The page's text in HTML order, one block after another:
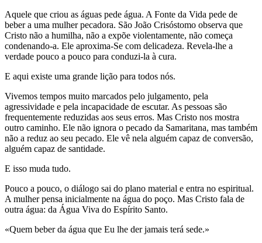
Aquele que criou as águas pede água. A Fonte da Vida pede de
beber a uma mulher pecadora. São João Crisóstomo observa que
Cristo não a humilha, não a expõe violentamente, não começa
condenando-a. Ele aproxima-Se com delicadeza. Revela-lhe a
verdade pouco a pouco para conduzi-la à cura.
E aqui existe uma grande lição para todos nós.
Vivemos tempos muito marcados pelo julgamento, pela
agressividade e pela incapacidade de escutar. As pessoas são
frequentemente reduzidas aos seus erros. Mas Cristo nos mostra
outro caminho. Ele não ignora o pecado da Samaritana, mas também
não a reduz ao seu pecado. Ele vê nela alguém capaz de conversão,
alguém capaz de santidade.
E isso muda tudo.
Pouco a pouco, o diálogo sai do plano material e entra no espiritual.
A mulher pensa inicialmente na água do poço. Mas Cristo fala de
outra água: da Água Viva do Espírito Santo.
«Quem beber da água que Eu lhe der jamais terá sede.»